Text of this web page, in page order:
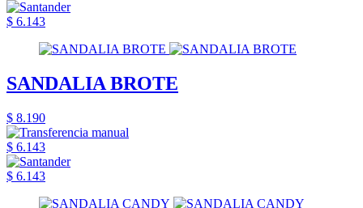
$ 6.143
SANDALIA BROTE
$ 8.190
$ 6.143
$ 6.143